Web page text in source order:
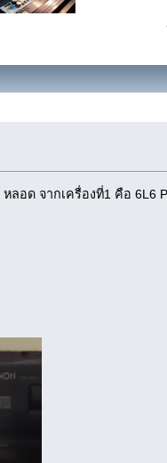
อด จากเครื่องที่1 คือ 6L6